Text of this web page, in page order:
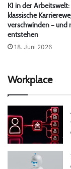
KI in der
klassische
verschwinden – und
entstehen
18. Juni 2026
Workplace